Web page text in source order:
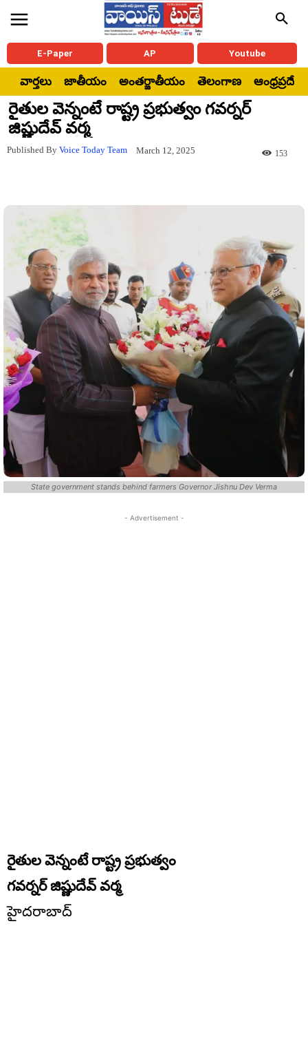
E-Paper AP Youtube
వార్తలు జాతీయం అంతర్జాతీయం తెలంగాణ ఆంధ్రప్రదేశ్
రైతుల వెన్నంటే రాష్ట్ర ప్రభుత్వం గవర్నర్
జిష్ణుదేవ్ వర్మ
Published By Voice Today Team March 12, 2025 153
State government stands behind farmers Governor Jishnu Dev Verma
- Advertisement -
రైతుల వెన్నంటే రాష్ట్ర ప్రభుత్వం
గవర్నర్ జిష్ణుదేవ్ వర్మ
హైదరాబాద్